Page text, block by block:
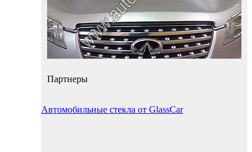
Партнеры
Автомобильные стекла от GlassCar